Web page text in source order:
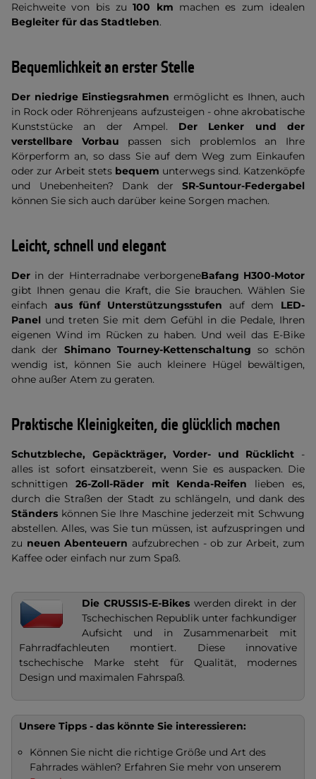
Reichweite von bis zu100 km machen es zum idealen
Begleiter für das Stadtleben.
Bequemlichkeit an erster Stelle
Der niedrige Einstiegsrahmen ermöglicht es Ihnen, auch
in Rock oder Röhrenjeans aufzusteigen - ohne akrobatische
Kunststücke an der Ampel. Der Lenker und der
verstellbare Vorbau passen sich problemlos an Ihre
Körperform an, so dass Sie auf dem Weg zum Einkaufen
oder zur Arbeit stets bequem unterwegs sind. Katzenköpfe
und Unebenheiten? Dank der SR-Suntour-Federgabel
können Sie sich auch darüber keine Sorgen machen.
Leicht, schnell und elegant
Der in der Hinterradnabe verborgeneBafang H300-Motor
gibt Ihnen genau die Kraft, die Sie brauchen. Wählen Sie
einfach aus fünf Unterstützungsstufen auf dem LED-
Panel und treten Sie mit dem Gefühl in die Pedale, Ihren
eigenen Wind im Rücken zu haben. Und weil das E-Bike
dank der Shimano Tourney-Kettenschaltung so schön
wendig ist, können Sie auch kleinere Hügel bewältigen,
ohne außer Atem zu geraten.
Praktische Kleinigkeiten, die glücklich machen
Schutzbleche, Gepäckträger, Vorder- und Rücklicht -
alles ist sofort einsatzbereit, wenn Sie es auspacken. Die
schnittigen 26-Zoll-Räder mit Kenda-Reifen lieben es,
durch die Straßen der Stadt zu schlängeln, und dank des
Ständers können Sie Ihre Maschine jederzeit mit Schwung
abstellen. Alles, was Sie tun müssen, ist aufzuspringen und
zu neuen Abenteuern aufzubrechen - ob zur Arbeit, zum
Kaffee oder einfach nur zum Spaß.
Die CRUSSIS-E-Bikeswerden direkt in der
Tschechischen Republik unter fachkundiger
Aufsicht und in Zusammenarbeit mit
Fahrradfachleuten montiert. Diese innovative
tschechische Marke steht für Qualität, modernes
Design und maximalen Fahrspaß.
Unsere Tipps - das könnte Sie interessieren:
Können Sie nicht die richtige Größe und Art des
Fahrrades wählen? Erfahren Sie mehr von unserem